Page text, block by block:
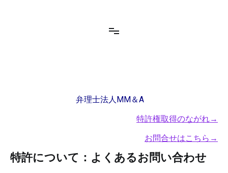
弁理士法人MM＆A
特許権取得のながれ→
お問合せはこちら→
特許について：よくあるお問い合わせ